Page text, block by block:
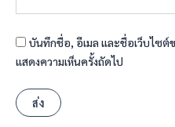
บันทึกชื่อ, อีเมล และชื่อเว็บไซต์
แสดงความเห็นครั้งถัดไป